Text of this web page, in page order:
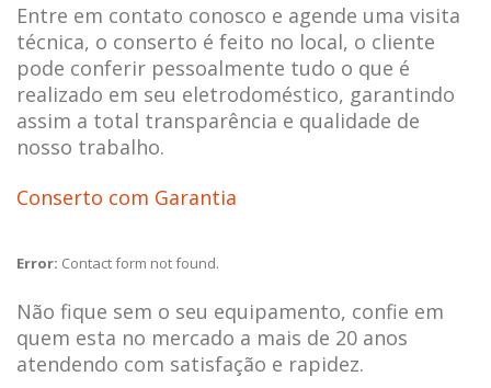
Entre em contato conosco e agende uma visita
técnica, o conserto é feito no local, o cliente
pode conferir pessoalmente tudo o que é
realizado em seu eletrodoméstico, garantindo
assim a total transparência e qualidade de
nosso trabalho.
Conserto com Garantia
Error: Contact form not found.
Não fique sem o seu equipamento, confie em
quem esta no mercado a mais de 20 anos
atendendo com satisfação e rapidez.